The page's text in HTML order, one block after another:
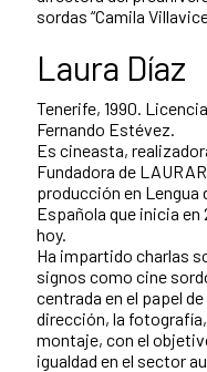
sordas “Camila
Laura Díaz
Tenerife, 1990.
Fernando Estévez.
Es cineasta,
Fundadora de
producción en Lengua
Española que inicia en
hoy.
Ha impartido charlas
signos como cine
centrada en el papel
dirección, la fotografía,
montaje, con el
igualdad en el sector